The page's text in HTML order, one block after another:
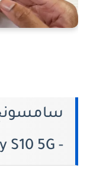
- Samsung Galaxy S10 5G